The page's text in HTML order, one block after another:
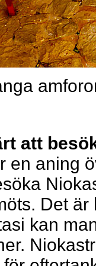
att
en aning
Det
kan